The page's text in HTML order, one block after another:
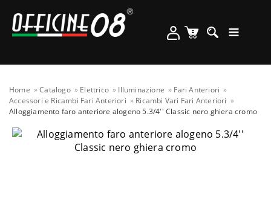
Home Catalogo Elettrico Illuminazione
Fari Anteriori
Accessori e Ricambi Fari Anteriori
Ricambi Vari Fari Anteriori
Alloggiamento faro anteriore alogeno 5.3/4'' Classic nero ghiera cromo